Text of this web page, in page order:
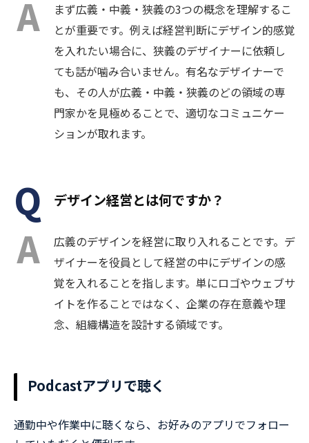
まず広義・中義・狭義の3つの概念を理解するこ
とが重要です。例えば経営判断にデザイン的感覚
を入れたい場合に、狭義のデザイナーに依頼し
ても話が噛み合いません。有名なデザイナーで
も、その人が広義・中義・狭義のどの領域の専
門家かを見極めることで、適切なコミュニケー
ションが取れます。
デザイン経営とは何ですか？
広義のデザインを経営に取り入れることです。デ
ザイナーを役員として経営の中にデザインの感
覚を入れることを指します。単にロゴやウェブサ
イトを作ることではなく、企業の存在意義や理
念、組織構造を設計する領域です。
Podcastアプリで聴く
通勤中や作業中に聴くなら、お好みのアプリでフォロー